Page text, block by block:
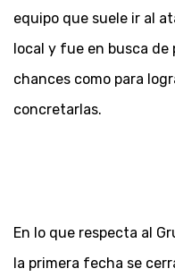
equipo que suele ir al
local y fue en busca
chances como para
concretarlas.
En lo que respecta al
la primera fecha se